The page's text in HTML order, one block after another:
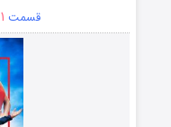
قسمت ۱ (زیرنویس)